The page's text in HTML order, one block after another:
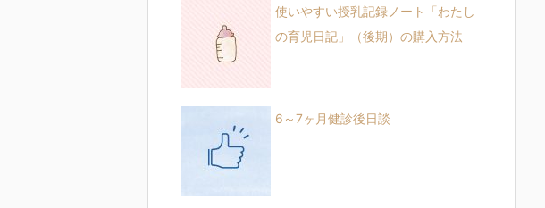
使いやすい授乳記録ノート「わたし
の育児日記」（後期）の購入方法
6～7ヶ月健診後日談